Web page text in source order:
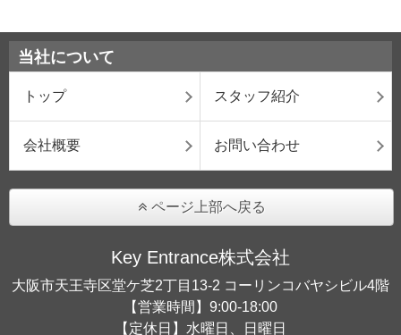
当社について
トップ スタッフ紹介
会社概要 お問い合わせ
ページ上部へ戻る
Key Entrance株式会社
大阪市天王寺区堂ケ芝2丁目13-2 コーリンコバヤシビル4階
【営業時間】9:00-18:00
【定休日】水曜日、日曜日